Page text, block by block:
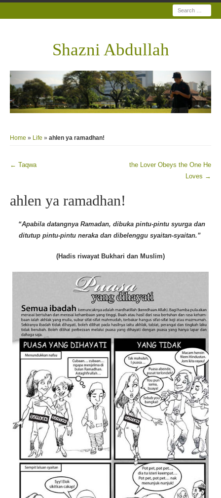
Search
Shazni Abdullah
Home » Life » ahlen ya ramadhan!
Post navigation
← Taqwa
the Lover Obeys the One He
Loves →
ahlen ya ramadhan!
“Apabila datangnya Ramadan, dibuka pintu-pintu syurga dan
ditutup pintu-pintu neraka dan dibelenggu syaitan-syaitan.”
(Hadis riwayat Bukhari dan Muslim)